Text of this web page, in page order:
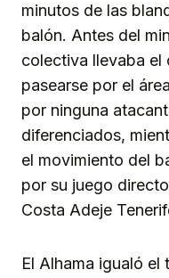
minutos de las
balón. Antes del
colectiva llevaba el
pasearse por el
por ninguna
diferenciados,
el movimiento del
por su juego
Costa Adeje
El Alhama igualó